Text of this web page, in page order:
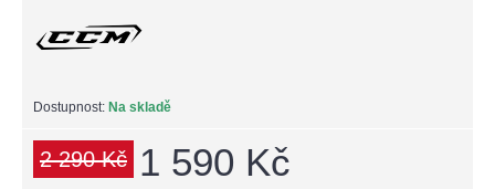
Dostupnost: Na skladě
2 290 Kč 1 590 Kč